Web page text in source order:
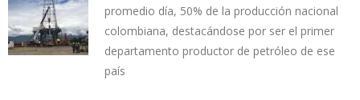
promedio día, 50% de la producción nacional
colombiana, destacándose por ser el primer
departamento productor de petróleo de ese
país